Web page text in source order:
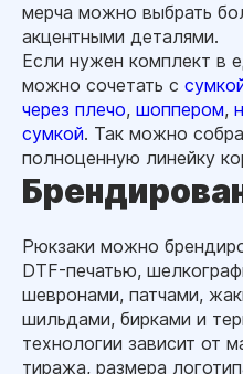
мерча можно выбрать
акцентными деталями.
Если нужен комплект в
можно сочетать с
через плечо, шоппером,
сумкой. Так можно
полноценную линейку
Рюкзаки можно
DTF-печатью,
шевронами, патчами,
шильдами, бирками и
технологии зависит от
тиража, размера